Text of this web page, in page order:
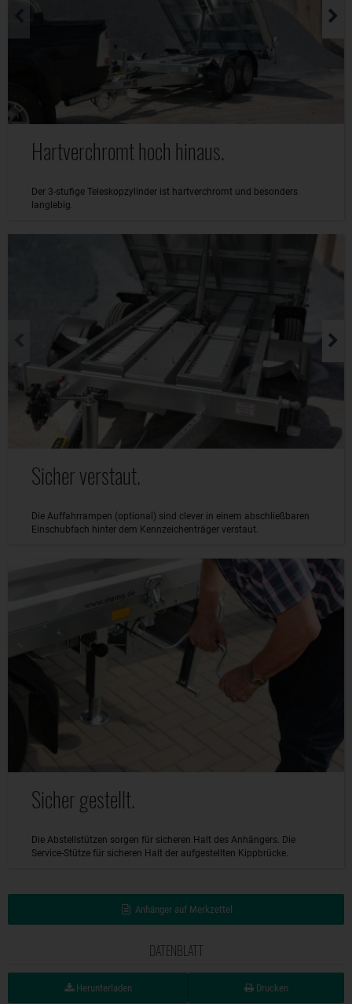
Hartverchromt hoch hinaus.
Der 3-stufige Teleskopzylinder ist hartverchromt und besonders
langlebig.
Sicher verstaut.
Die Auffahrrampen (optional) sind clever in einem abschließbaren
Einschubfach hinter dem Kennzeichenträger verstaut.
Sicher gestellt.
Die Abstellstützen sorgen für sicheren Halt des Anhängers. Die
Service-Stütze für sicheren Halt der aufgestellten Kippbrücke.
Anhänger auf Merkzettel
DATENBLATT
Herunterladen Drucken